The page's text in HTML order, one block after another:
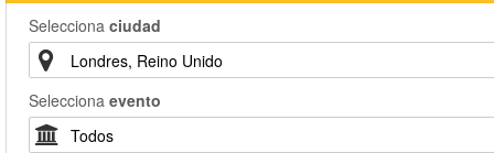
Selecciona ciudad
Selecciona evento